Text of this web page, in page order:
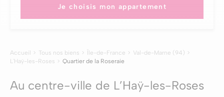
Je choisis mon appartement
Accueil Tous nos biens Île-de-France
Val-de-Marne (94)
L'Haÿ-les-Roses
Quartier de la Roseraie
Au centre-ville de L’Haÿ-les-Roses